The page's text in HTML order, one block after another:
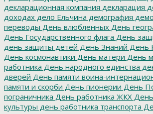
декларационная компания декларация
доходах дело Ельчина демография
переводы День влюбленных День
День Государственного флага День
день защиты детей День Знаний День
День космонавтики День матери День
работника День народного единства
дверей День памяти воина-
памяти и скорби День пионерии День
пограничника День работника ЖКХ
культуры день работника транспорта